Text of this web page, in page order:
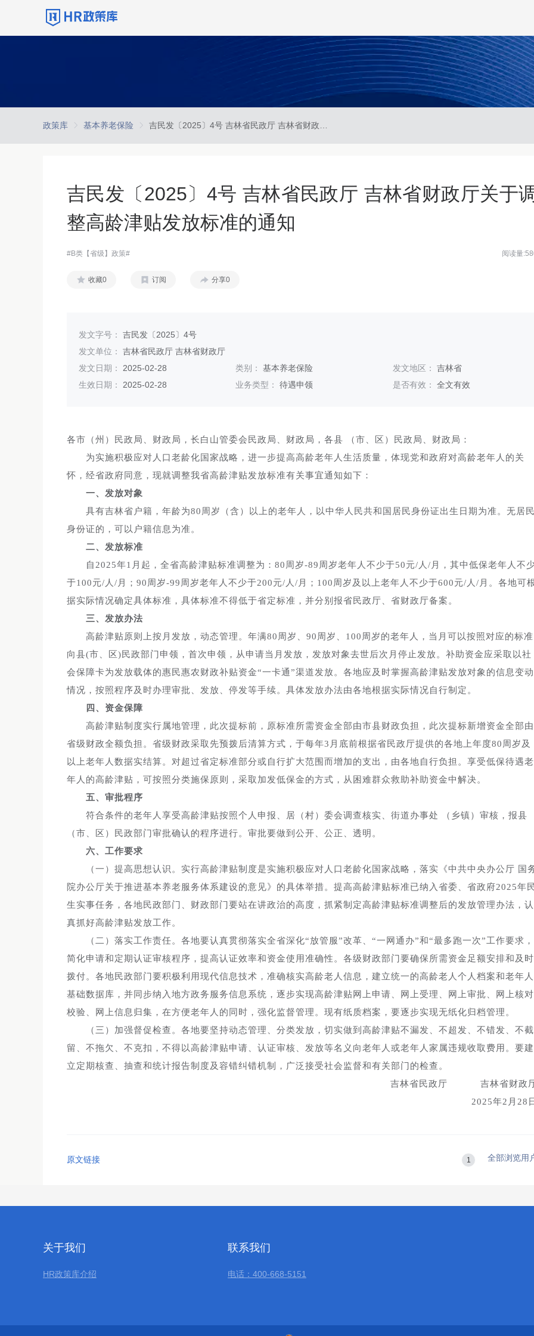
政策库 基本养老保险
吉民发〔2025〕4号 吉林省民政厅 吉林省财政厅关于
整高龄津贴发放标准的通知
#B类【省级】政策# 阅读量
收藏0 订阅 分享0
发文字号： 吉民发〔2025〕4号
发文单位： 吉林省民政厅 吉林省财政厅
发文日期： 2025-02-28 类别：基本养老保险 发文地区： 吉林省
生效日期： 2025-02-28 业务类型：待遇申领 是否有效： 全文有效
各市（州）民政局、财政局，长白山管委会民政局、财政局，各县 （市、区）民政局、财政局：
为实施积极应对人口老龄化国家战略，进一步提高高龄老年人生活质量，体现党和政府对高龄老年人的关
怀，经省政府同意，现就调整我省高龄津贴发放标准有关事宜通知如下：
一、发放对象
具有吉林省户籍，年龄为80周岁（含）以上的老年人，以中华人民共和国居民身份证出生日期为准。无居
身份证的，可以户籍信息为准。
二、发放标准
自2025年1月起，全省高龄津贴标准调整为：80周岁-89周岁老年人不少于50元/人/月，其中低保老年人不
于100元/人/月；90周岁-99周岁老年人不少于200元/人/月；100周岁及以上老年人不少于600元/人/月。各地可
据实际情况确定具体标准，具体标准不得低于省定标准，并分别报省民政厅、省财政厅备案。
三、发放办法
高龄津贴原则上按月发放，动态管理。年满80周岁、90周岁、100周岁的老年人，当月可以按照对应的标准
向县(市、区)民政部门申领，首次申领，从申请当月发放，发放对象去世后次月停止发放。补助资金应采取以社
会保障卡为发放载体的惠民惠农财政补贴资金“一卡通”渠道发放。各地应及时掌握高龄津贴发放对象的信息变动
情况，按照程序及时办理审批、发放、停发等手续。具体发放办法由各地根据实际情况自行制定。
四、资金保障
高龄津贴制度实行属地管理，此次提标前，原标准所需资金全部由市县财政负担，此次提标新增资金全部由
省级财政全额负担。省级财政采取先预拨后清算方式，于每年3月底前根据省民政厅提供的各地上年度80周岁及
以上老年人数据实结算。对超过省定标准部分或自行扩大范围而增加的支出，由各地自行负担。享受低保待遇老
年人的高龄津贴，可按照分类施保原则，采取加发低保金的方式，从困难群众救助补助资金中解决。
五、审批程序
符合条件的老年人享受高龄津贴按照个人申报、居（村）委会调查核实、街道办事处 （乡镇）审核，报县
（市、区）民政部门审批确认的程序进行。审批要做到公开、公正、透明。
六、工作要求
（一）提高思想认识。实行高龄津贴制度是实施积极应对人口老龄化国家战略，落实《中共中央办公厅 国
院办公厅关于推进基本养老服务体系建设的意见》的具体举措。提高高龄津贴标准已纳入省委、省政府2025年
生实事任务，各地民政部门、财政部门要站在讲政治的高度，抓紧制定高龄津贴标准调整后的发放管理办法，认
真抓好高龄津贴发放工作。
（二）落实工作责任。各地要认真贯彻落实全省深化“放管服”改革、“一网通办”和“最多跑一次”工作要求，
简化申请和定期认证审核程序，提高认证效率和资金使用准确性。各级财政部门要确保所需资金足额安排和及时
拨付。各地民政部门要积极利用现代信息技术，准确核实高龄老人信息，建立统一的高龄老人个人档案和老年人
基础数据库，并同步纳入地方政务服务信息系统，逐步实现高龄津贴网上申请、网上受理、网上审批、网上核对
校验、网上信息归集，在方便老年人的同时，强化监督管理。现有纸质档案，要逐步实现无纸化归档管理。
（三）加强督促检查。各地要坚持动态管理、分类发放，切实做到高龄津贴不漏发、不超发、不错发、不截
留、不拖欠、不克扣，不得以高龄津贴申请、认证审核、发放等名义向老年人或老年人家属违规收取费用。要建
立定期核查、抽查和统计报告制度及容错纠错机制，广泛接受社会监督和有关部门的检查。
吉林省民政厅 吉林省财政
2025年2月28
原文链接 1 全部浏览用
关于我们
HR政策库介绍
联系我们
电话：400-668-5151